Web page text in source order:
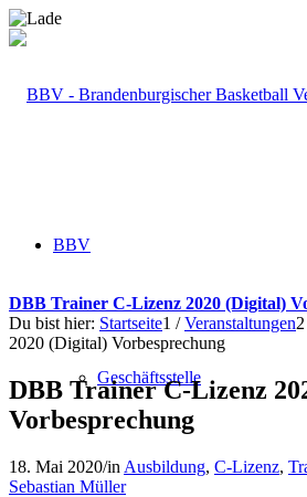
BBV
Geschäftsstelle
DBB Trainer C-Lizenz 2020 (Digital)
Du bist hier: Startseite1 / Veranstaltungen2
2020 (Digital) Vorbesprechung
DBB Trainer C-Lizenz
Vorbesprechung
18. Mai 2020/in Ausbildung, C-Lizenz,
Sebastian Müller